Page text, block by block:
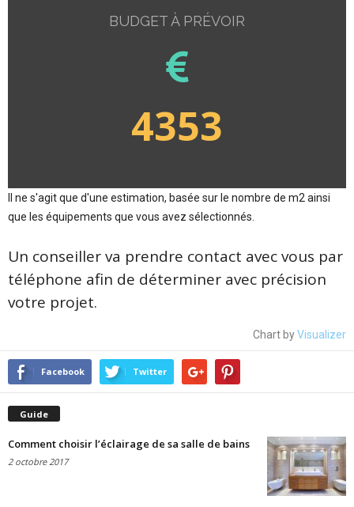
BUDGET À PRÉVOIR
4353
Il ne s'agit que d'une estimation, basée sur le nombre de m2 ainsi
que les équipements que vous avez sélectionnés.
Un conseiller va prendre contact avec vous par
téléphone afin de déterminer avec précision
votre projet.
Chart byVisualizer
Facebook Twitter
Guide
Comment choisir l’éclairage de sa salle de bains
2 octobre 2017